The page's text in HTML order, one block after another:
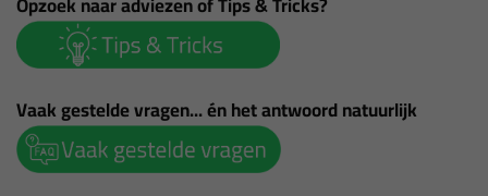
Vaak gestelde vragen... én het antwoord natuurlijk